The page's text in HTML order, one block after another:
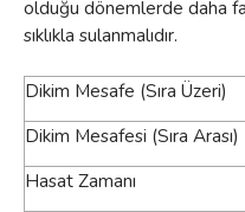
olduğu dönemlerde daha
sıklıkla sulanmalıdır.
Dikim Mesafe (Sıra Üzeri)
Dikim Mesafesi (Sıra Arası)
Hasat Zamanı